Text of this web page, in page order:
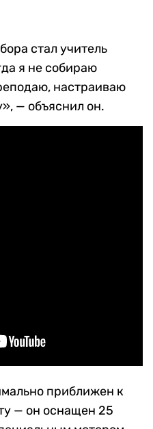
стал учитель
я не собираю
настраиваю
— объяснил он.
приближен к
— он оснащен 25